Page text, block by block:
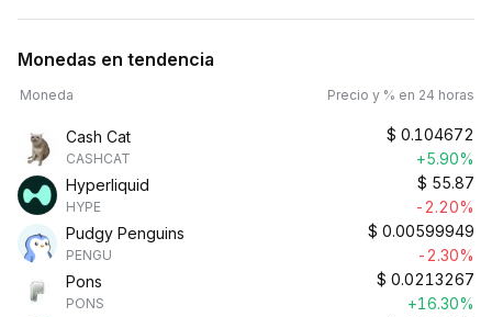
Monedas en tendencia
Moneda Precio y % en 24 horas
Cash Cat
CASHCAT
$ 0.104672
+5.90%
Hyperliquid
HYPE
$ 55.87
-2.20%
Pudgy Penguins
PENGU
$ 0.00599949
-2.30%
Pons
PONS
$ 0.0213267
+16.30%